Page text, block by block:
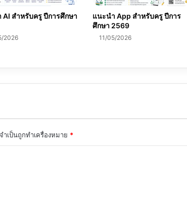
AI สำหรับครู ปีการศึกษา
2026
แนะนำ App สำหรับครู ปีการ
ศึกษา 2569
11/05/2026
ำเป็นถูกทำเครื่องหมาย *